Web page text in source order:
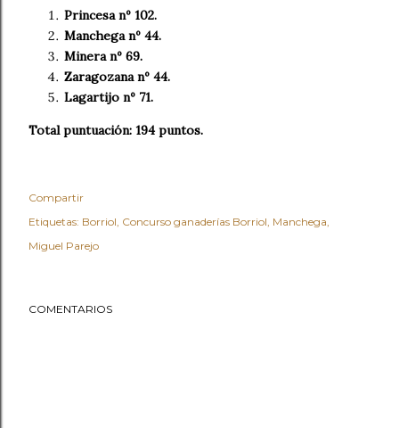
Princesa nº 102.
Manchega nº 44.
Minera nº 69.
Zaragozana nº 44.
Lagartijo nº 71.
Total puntuación: 194 puntos.
Compartir
Etiquetas: Borriol Concurso ganaderías Borriol Manchega
Miguel Parejo
COMENTARIOS